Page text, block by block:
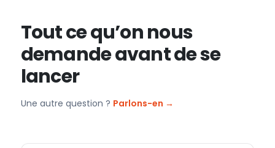
Tout ce qu’on nous
demande avant de se
lancer
Une autre question ? Parlons-en →